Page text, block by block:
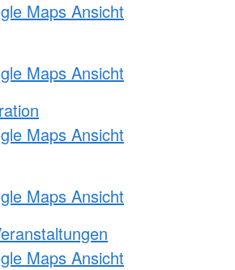
Maps Ansicht
Maps Ansicht
Maps Ansicht
Maps Ansicht
Maps Ansicht